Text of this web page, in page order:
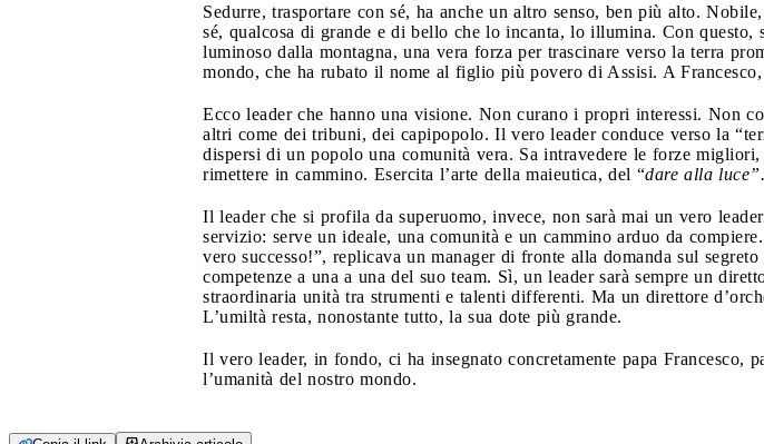
Sedurre, trasportare con sé, ha anche un altro senso, ben più alto.
sé, qualcosa di grande e di bello che lo incanta, lo illumina. Con questo,
luminoso dalla montagna, una vera forza per trascinare verso la terra
mondo, che ha rubato il nome al figlio più povero di Assisi. A
Ecco leader che hanno una visione. Non curano i propri interessi. Non
altri come dei tribuni, dei capipopolo. Il vero leader conduce verso la
dispersi di un popolo una comunità vera. Sa intravedere le forze
rimettere in cammino. Esercita l’arte della maieutica, del “dare alla luce”.
Il leader che si profila da superuomo, invece, non sarà mai un vero
servizio: serve un ideale, una comunità e un cammino arduo da
vero successo!”, replicava un manager di fronte alla domanda sul
competenze a una a una del suo team. Sì, un leader sarà sempre un
straordinaria unità tra strumenti e talenti differenti. Ma un direttore
L’umiltà resta, nonostante tutto, la sua dote più grande.
Il vero leader, in fondo, ci ha insegnato concretamente papa
l’umanità del nostro mondo.